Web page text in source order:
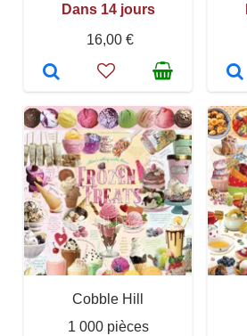
Dans 14 jours
16,00 €
Cobble Hill
1 000 pièces